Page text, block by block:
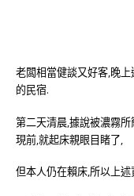
老闆相當健談又好客,晚
的民宿.
第二天清晨,據說被濃霧
現前,就起床親眼目睹了,
但本人仍在賴床,所以上